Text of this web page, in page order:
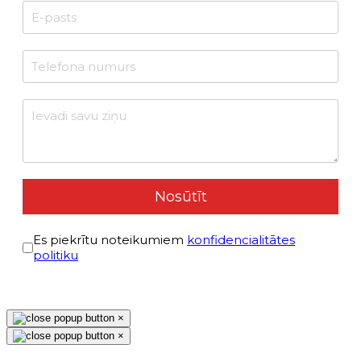
Nosūtīt
Условиями политики конфиденциальности
Es piekrītu noteikumiem konfidencialitātes
politiku
×
×